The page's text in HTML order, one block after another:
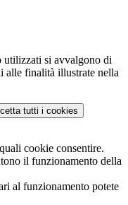
utilizzati si avvalgono di
alle finalità illustrate nella
tutti i cookies
cookie consentire.
il funzionamento della
al funzionamento potete